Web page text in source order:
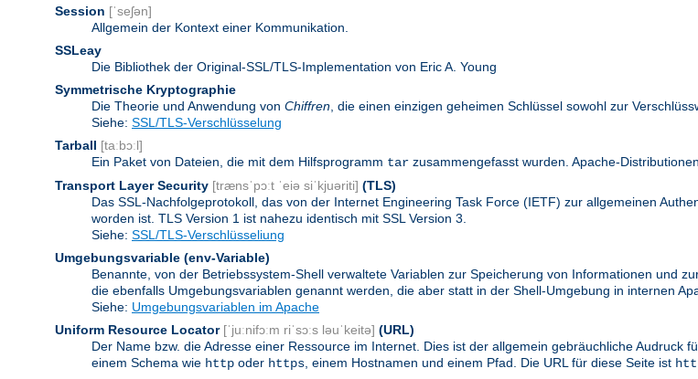
Session [ˈseʃən]
Allgemein der Kontext einer Kommunikation.
SSLeay
Die Bibliothek der Original-SSL/TLS-Implementation von Eric A. Young
Symmetrische Kryptographie
Die Theorie und Anwendung von Chiffren , die einen einzigen geheimen Schlüssel sowohl zur
Siehe: SSL/TLS-Verschlüsselung
Tarball [taːbɔːl]
Ein Paket von Dateien, die mit dem Hilfsprogramm tar zusammengefasst wurden. Apache-
Transport Layer Security [trænsˈpɔːt ˈeiə siˈkjuəriti] (TLS)
Das SSL-Nachfolgeprotokoll, das von der Internet Engineering Task Force (IETF) zur allgemeinen
worden ist. TLS Version 1 ist nahezu identisch mit SSL Version 3.
Siehe: SSL/TLS-Verschlüsseliung
Umgebungsvariable (env-Variable)
Benannte, von der Betriebssystem-Shell verwaltete Variablen zur Speicherung von Informationen und
die ebenfalls Umgebungsvariablen genannt werden, die aber statt in der Shell-Umgebung in internen
Siehe: Umgebungsvariablen im Apache
Uniform Resource Locator [ˈjuːnifɔːm riˈsɔːs ləuˈkeitə] (URL)
Der Name bzw. die Adresse einer Ressource im Internet. Dies ist der allgemein gebräuchliche Audruck
einem Schema wie http oder https , einem Hostnamen und einem Pfad. Die URL für diese Seite ist